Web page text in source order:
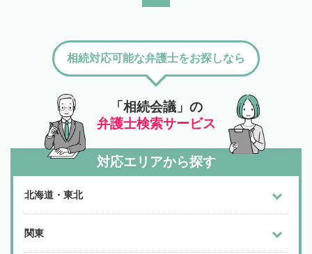
「相続会議」の
弁護士検索サービス
相続対応可能な弁護士をお探しなら
対応エリアから探す
北海道・東北
関東